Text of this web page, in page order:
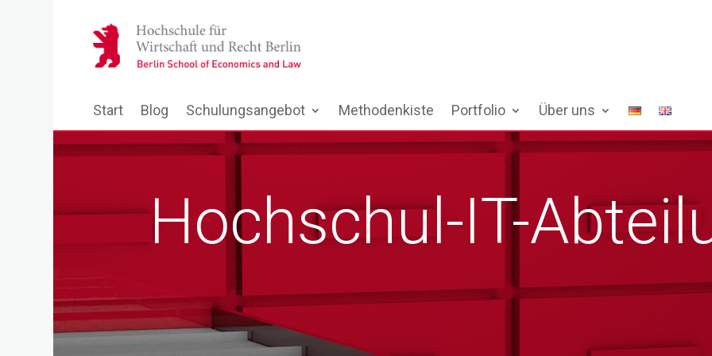
Start Blog Schulungsangebot Methodenkiste Portfolio Über uns
Hochschul-IT-